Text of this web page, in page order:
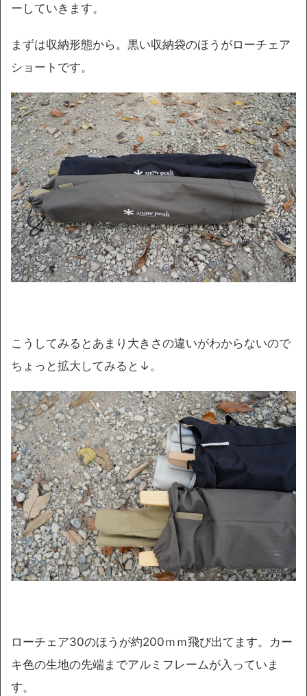
ーしていきます。
まずは収納形態から。黒い収納袋のほうがローチェア
ショートです。
こうしてみるとあまり大きさの違いがわからないので
ちょっと拡大してみると↓。
ローチェア30のほうが約200ｍｍ飛び出てます。カー
キ色の生地の先端までアルミフレームが入っていま
す。